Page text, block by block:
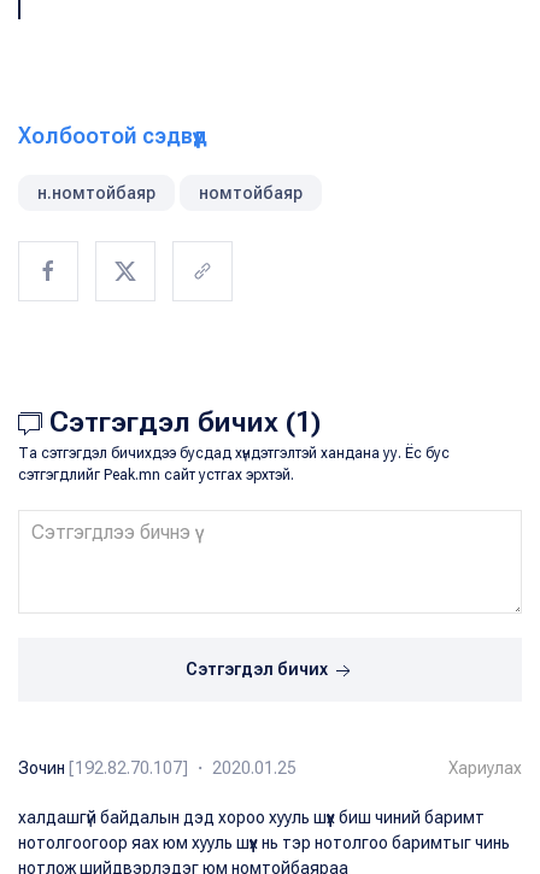
Холбоотой сэдвүүд
н.номтойбаяр номтойбаяр
Сэтгэгдэл бичих (1)
Та сэтгэгдэл бичихдээ бусдад хүндэтгэлтэй хандана уу. Ёс бус
сэтгэгдлийг Peak.mn сайт устгах эрхтэй.
Сэтгэгдэл бичих
Зочин [192.82.70.107] ・ 2020.01.25 Хариулах
халдашгүй байдалын дэд хороо хууль шүүх биш чиний баримт
нотолгоогоор яах юм хууль шүүх нь тэр нотолгоо баримтыг чинь
нотлож шийдвэрлэдэг юм номтойбаяраа